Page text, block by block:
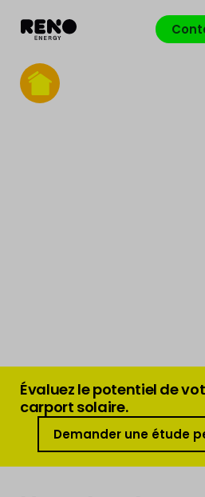
Évaluez le potentiel de
carport solaire.
Demander une étude